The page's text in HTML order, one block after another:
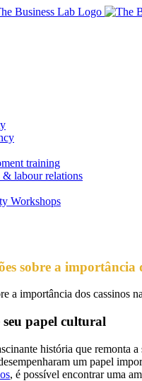
training
& labour relations
Workshops
sobre a importância
a importância dos cassinos
seu papel cultural
história que remonta
um papel
, é possível encontrar uma